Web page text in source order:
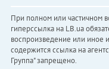
При полном или частичном
гиперссылка на LB.ua
воспроизведение или иное
содержится ссылка на
Группа" запрещено.